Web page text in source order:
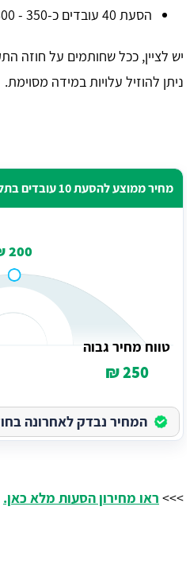
הסעת 40 עובדים כ-350 - 600 ₪ עד 20 ק"מ.
יש לציין, ככל שחותמים על חוזה
ניתן להוזיל עלויות במידה מסוימת.
מחיר ממוצע להסעת 10 עובדים בתל אביב (עד 20 ק"מ)
200 ₪
טווח מחיר גבוה
250 ₪
המחיר נבדק לאחרונה בחודש
>>> ראו מחירון הסעות מלא כאן.